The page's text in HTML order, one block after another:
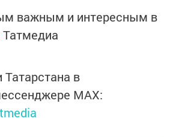
важным и интересным в
Татмедиа
Татарстана в
MАХ: